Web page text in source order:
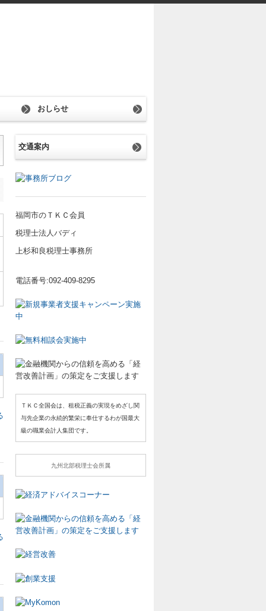
おしらせ
交通案内
福岡市のＴＫＣ会員
税理士法人バディ
上杉和良税理士事務所
電話番号:092-409-8295
ＴＫＣ全国会は、租税正義の実現をめざし関
与先企業の永続的繁栄に奉仕するわが国最大
級の職業会計人集団です。
九州北部税理士会所属